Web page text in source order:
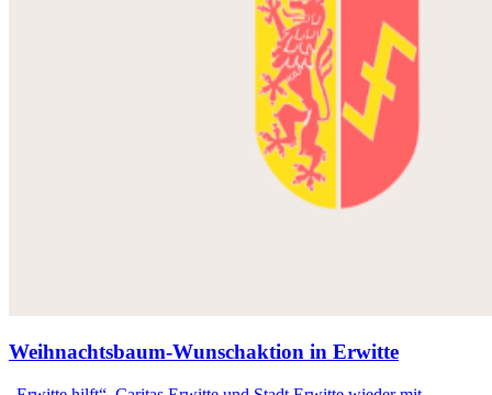
Weihnachtsbaum-Wunschaktion in Erwitte